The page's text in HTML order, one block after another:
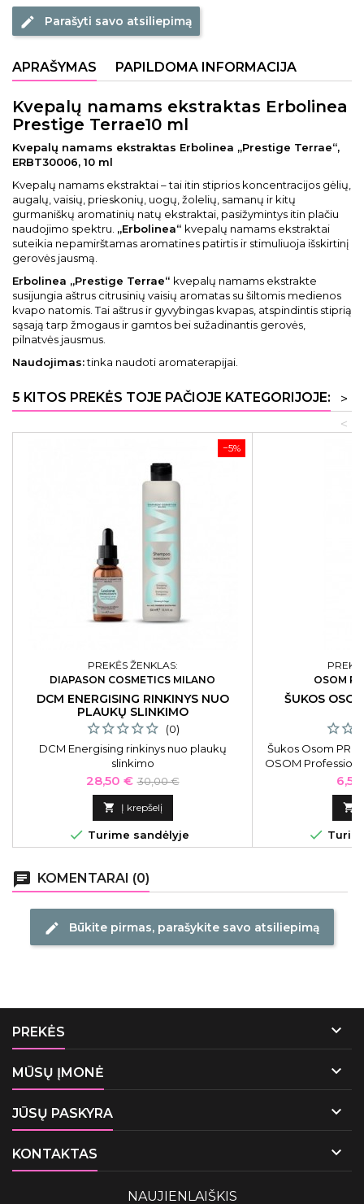
edit Parašyti savo atsiliepimą
APRAŠYMAS PAPILDOMA INFORMACIJA
Kvepalų namams ekstraktas Erbolinea
Prestige Terrae10 ml
Kvepalų namams ekstraktas Erbolinea „Prestige Terrae“,
ERBT30006, 10 ml
Kvepalų namams ekstraktai – tai itin stiprios koncentracijos gėlių,
augalų, vaisių, prieskonių, uogų, žolelių, samanų ir kitų
gurmaniškų aromatinių natų ekstraktai, pasižymintys itin plačiu
naudojimo spektru. „Erbolinea“ kvepalų namams ekstraktai
suteikia nepamirštamas aromatines patirtis ir stimuliuoja išskirtinį
gerovės jausmą.
Erbolinea „Prestige Terrae“ kvepalų namams ekstrakte
susijungia aštrus citrusinių vaisių aromatas su šiltomis medienos
kvapo natomis. Tai aštrus ir gyvybingas kvapas, atspindintis stiprią
sąsają tarp žmogaus ir gamtos bei sužadinantis gerovės,
pilnatvės jausmus.
Naudojimas:tinka naudoti aromaterapijai.
5 KITOS PREKĖS TOJE PAČIOJE KATEGORIJOJE:
>
<
−5%
PREKĖS ŽENKLAS:
DIAPASON COSMETICS MILANO
DCM ENERGISING RINKINYS NUO
PLAUKŲ SLINKIMO
(0)
DCM Energising rinkinys nuo plaukų
slinkimo
Kaina
28,50 € Bazinė
kaina
30,00 €
 Į krepšelį
 Turime sandėlyje
OSOM
ŠUKOS
Šukos Osom
OSOM
6,51


chat KOMENTARAI (0)
edit Būkite pirmas, parašykite savo atsiliepimą
PREKĖS 
MŪSŲ ĮMONĖ 
JŪSŲ PASKYRA 
KONTAKTAS 
NAUJIENLAIŠKIS